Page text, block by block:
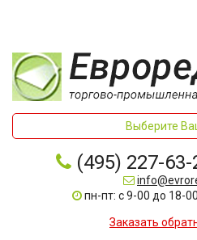
Выберите
(495) 227-63-
пн-пт: с 9-00 до 18-
Заказать